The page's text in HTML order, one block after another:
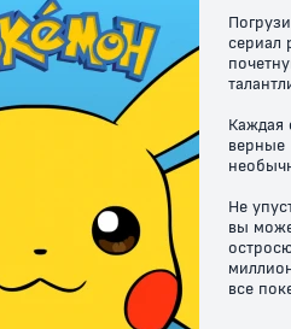
сериал
Каждая
верные
Не
вы
все